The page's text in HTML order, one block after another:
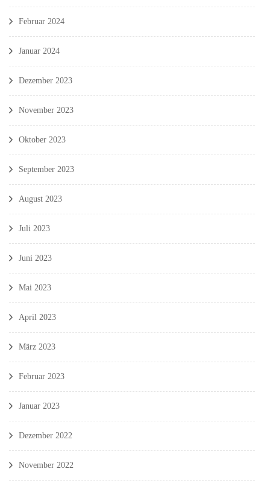
Februar 2024
Januar 2024
Dezember 2023
November 2023
Oktober 2023
September 2023
August 2023
Juli 2023
Juni 2023
Mai 2023
April 2023
März 2023
Februar 2023
Januar 2023
Dezember 2022
November 2022